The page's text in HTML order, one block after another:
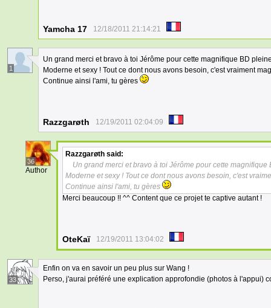
Yamcha 17 12/18/2011 21:14:21
1
Un grand merci et bravo à toi Jérôme pour cette magnifique BD
Moderne et sexy ! Tout ce dont nous avons besoin, c'est vraiment
Continue ainsi l'ami, tu gères
Razzgarøth 12/19/2011 02:04:09
36
Author
Razzgarøth said:
Un grand merci et bravo à toi Jérôme pour cette
Moderne et sexy ! Tout ce dont nous avons besoin, c'est
Continue ainsi l'ami, tu gères
Merci beaucoup !! ^^ Content que ce projet te captive autant !
OteKaï 12/19/2011 13:04:02
33
Enfin on va en savoir un peu plus sur Wang !
Perso, j'aurai préféré une explication approfondie (photos à l'appui)